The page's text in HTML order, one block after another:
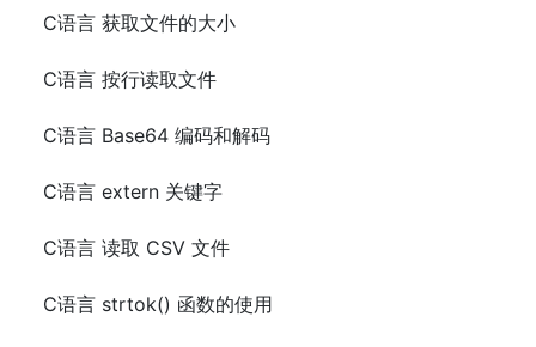
C语言 获取文件的大小
C语言 按行读取文件
C语言 Base64 编码和解码
C语言 extern 关键字
C语言 读取 CSV 文件
C语言 strtok() 函数的使用